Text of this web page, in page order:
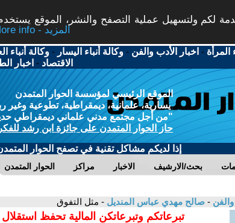
لكم ولتسهيل عملية التصفح والنشر، الموقع
More info - المزيد
المرأة - اخبار الأدب والفن -وكالة أنباء اليسار -وكالة أنباء
الاقتصاد - اخبار
الموقع الرئيسي لمؤسسة الحوار المتمدن
يسارية، علمانية، ديمقراطية، تطوعية وغير
"من أجل مجتمع مدني علماني ديمقراطي
حاز الحوار المتمدن على جائزة ابن رشد
إذا لديكم مشاكل تقنية في تصفح الحوار
الحوار المتمدن مراكز الاخبار بحث/الارشيف
والفن - صالح مهدي عباس المنديل - مثل التفوق
تبرعاتكم وتبرعاتكن المالية تحفظ